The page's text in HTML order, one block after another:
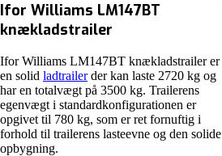
Ifor Williams LM147BT
knækladstrailer
Ifor Williams LM147BT knækladstrailer er
en solid ladtrailerder kan laste 2720 kg og
har en totalvægt på 3500 kg. Trailerens
egenvægt i standardkonfigurationen er
opgivet til 780 kg, som er ret fornuftig i
forhold til trailerens lasteevne og den solide
opbygning.